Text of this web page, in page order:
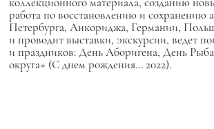
работа по восстановлению и сохранению
Петербурга, Анкориджа, Германии,
и проводит выставки, экскурсии, ведет
и праздников: День Аборигена, День
округа» (С днем рождения... 2022).